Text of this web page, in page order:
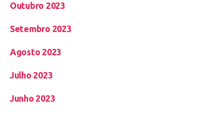
Outubro 2023
Setembro 2023
Agosto 2023
Julho 2023
Junho 2023